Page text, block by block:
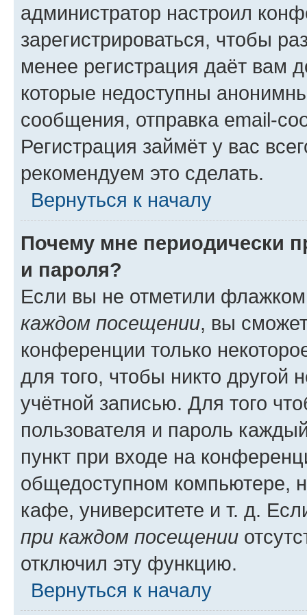
администратор настроил
зарегистрироваться, чтобы
менее регистрация даёт вам
которые недоступны
сообщения, отправка email-
Регистрация займёт у вас
рекомендуем это сделать.
Вернуться к началу
Почему мне периодически
и пароля?
Если вы не отметили
каждом посещении, вы
конференции только
для того, чтобы никто другой
учётной записью. Для того
пользователя и пароль
пункт при входе на
общедоступном компьютере,
кафе, университете и т. д.
при каждом посещении
отключил эту функцию.
Вернуться к началу